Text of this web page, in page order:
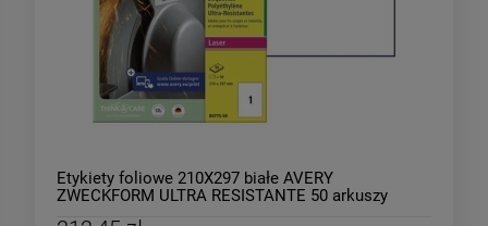
Etykiety foliowe 210X297 białe AVERY
ZWECKFORM ULTRA RESISTANTE 50 arkuszy